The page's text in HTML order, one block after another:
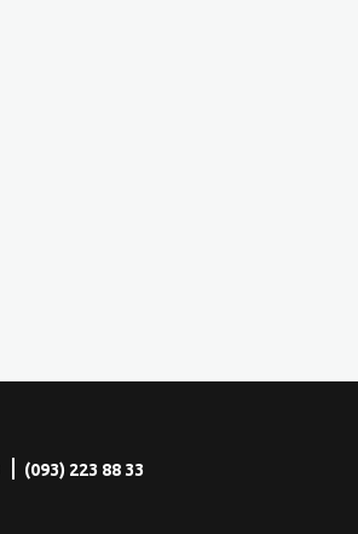
(093) 223 88 33